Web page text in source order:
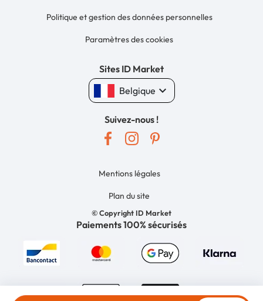
Politique et gestion des données personnelles
Paramètres des cookies
Sites ID Market
Belgique keyboard_arrow_down
Suivez-nous !
© Copyright ID Market
Mentions légales
Plan du site
Paiements 100% sécurisés